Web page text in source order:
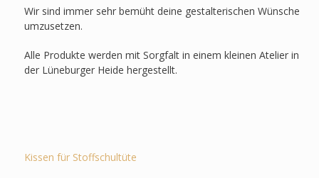
Wir sind immer sehr bemüht deine gestalterischen Wünsche
umzusetzen.
Alle Produkte werden mit Sorgfalt in einem kleinen Atelier in
der Lüneburger Heide hergestellt.
Kissen für Stoffschultüte